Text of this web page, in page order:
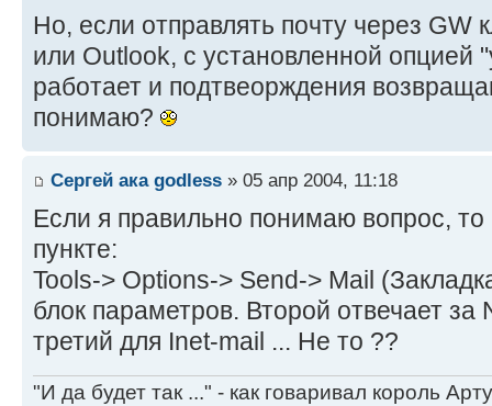
Но, если отправлять почту через GW
или Outlook, с установленной опцией
работает и подтвеорждения
понимаю?
Сергей ака godless » 05 апр 2004, 11:18
Если я правильно понимаю вопрос,
пункте:
Tools-> Options-> Send-> Mail
блок параметров. Второй отвечает
третий для Inet-mail ... Не то ??
"И да будет так ..." - как говаривал король